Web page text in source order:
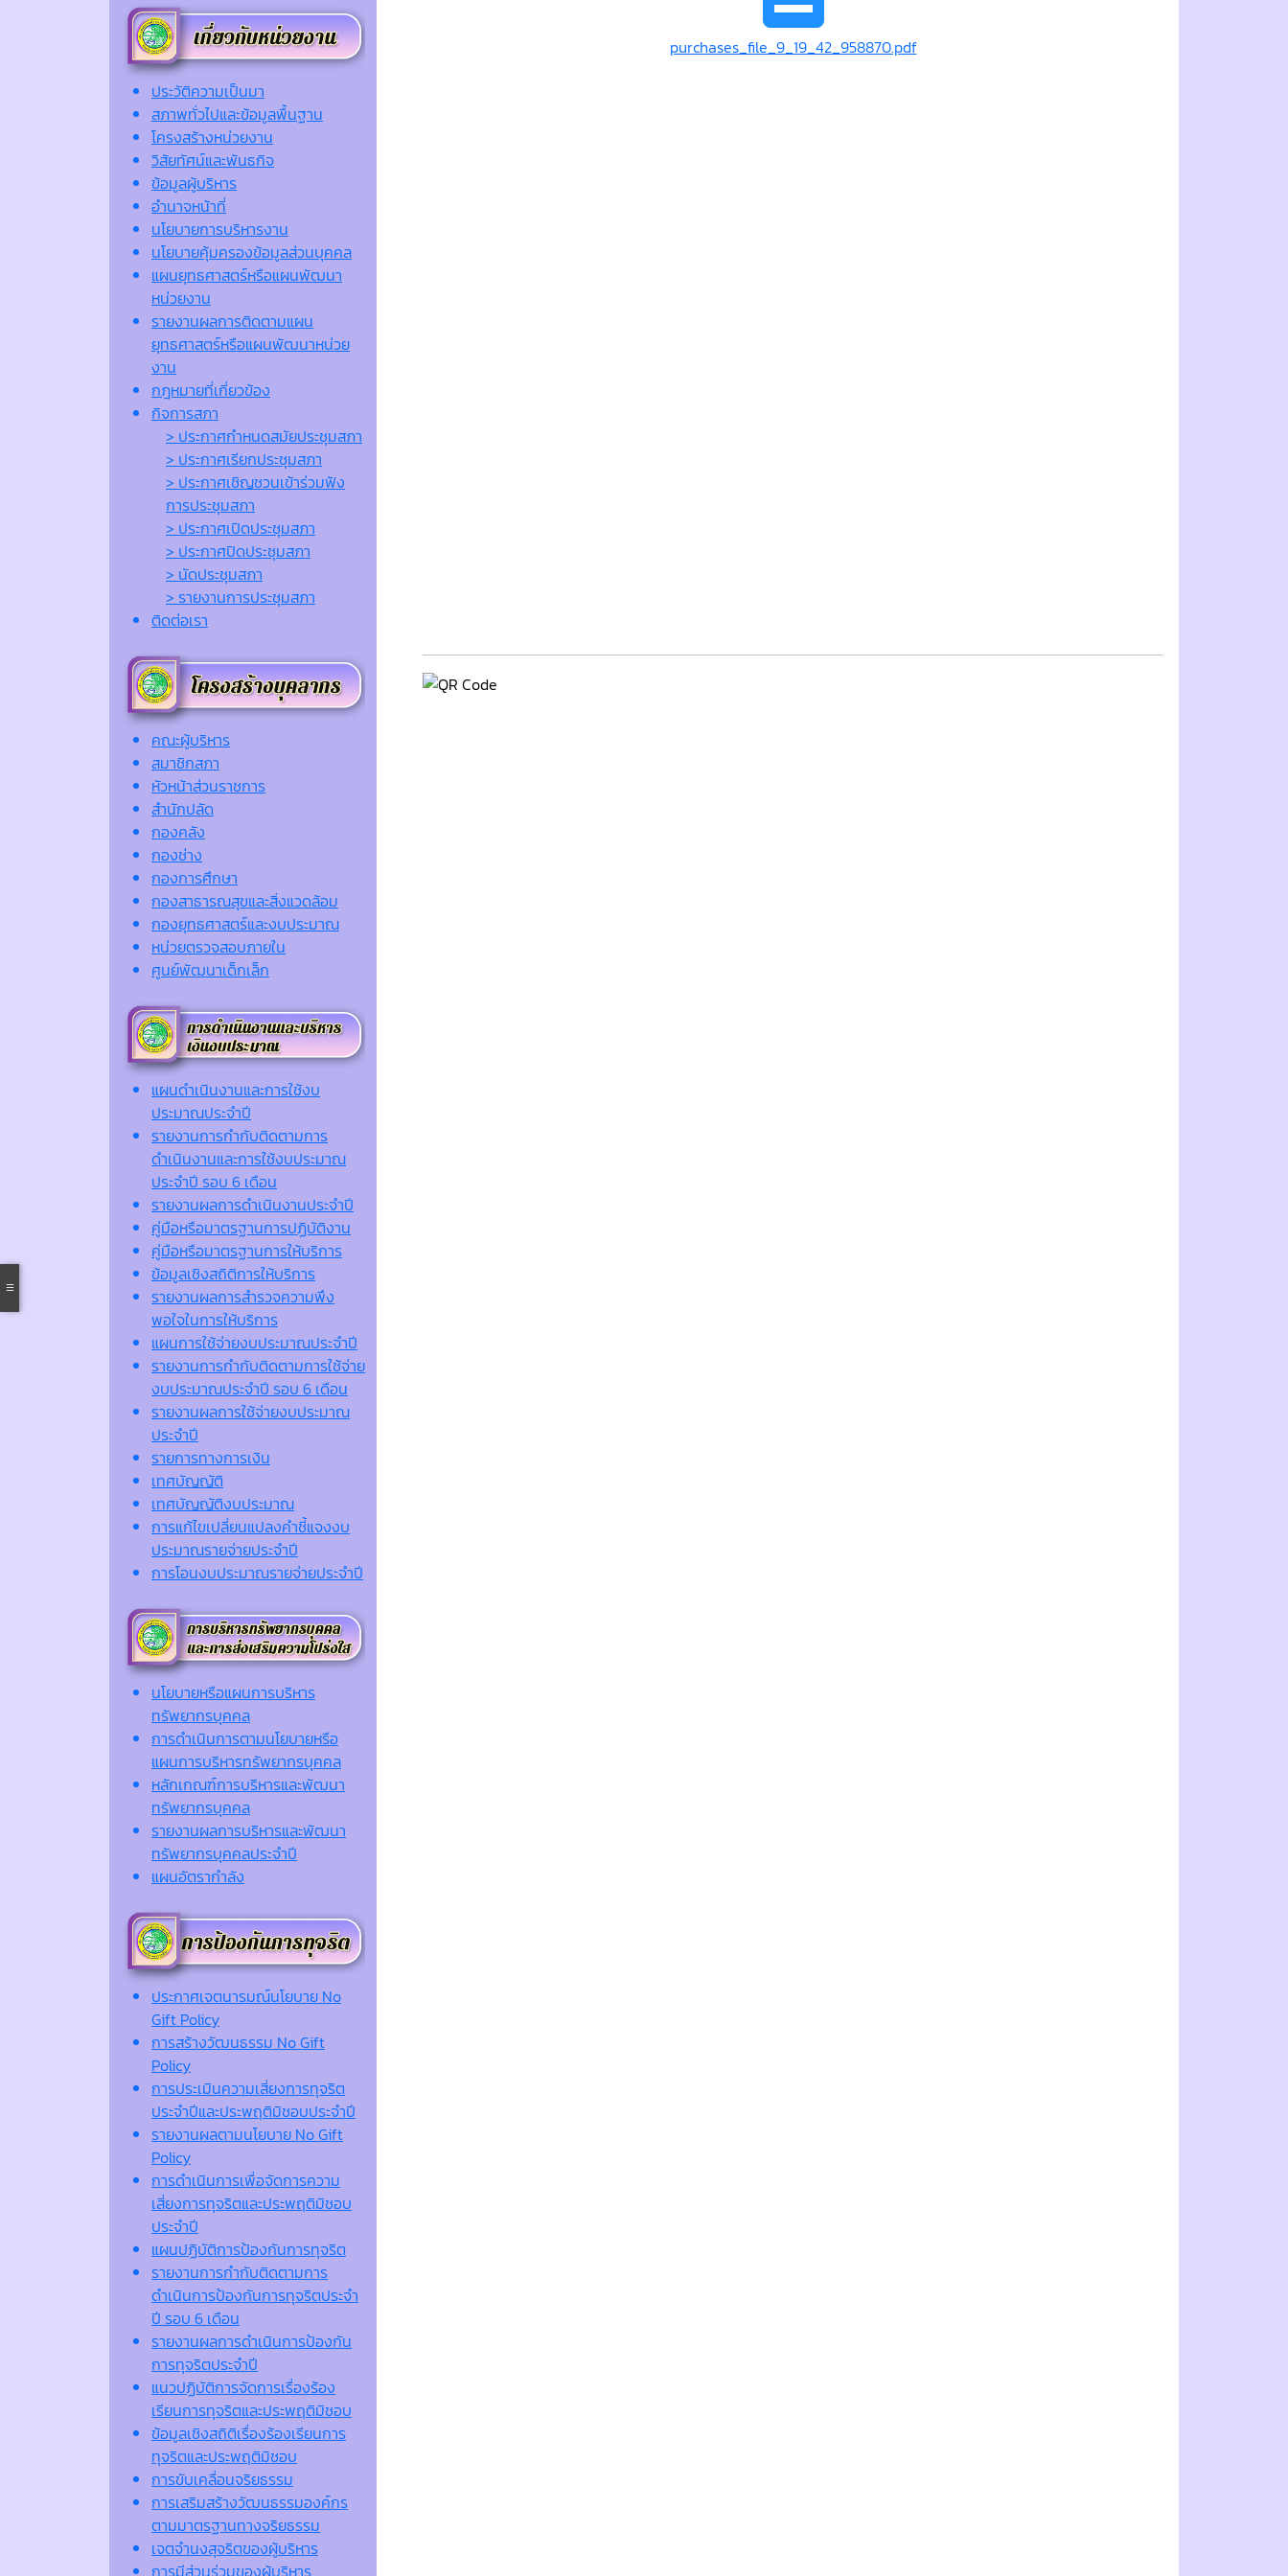
ประวัติความเป็นมา
สภาพทั่วไปและข้อมูลพื้นฐาน
โครงสร้างหน่วยงาน
วิสัยทัศน์และพันธกิจ
ข้อมูลผู้บริหาร
อำนาจหน้าที่
นโยบายการบริหารงาน
นโยบายคุ้มครองข้อมูลส่วนบุคคล
แผนยุทธศาสตร์หรือแผนพัฒนา
หน่วยงาน
รายงานผลการติดตามแผน
ยุทธศาสตร์หรือแผนพัฒนาหน่วย
งาน
กฎหมายที่เกี่ยวข้อง
กิจการสภา
> ประกาศกำหนดสมัยประชุมสภา
> ประกาศเรียกประชุมสภา
> ประกาศเชิญชวนเข้าร่วมฟัง
การประชุมสภา
> ประกาศเปิดประชุมสภา
> ประกาศปิดประชุมสภา
> นัดประชุมสภา
> รายงานการประชุมสภา
ติดต่อเรา
คณะผู้บริหาร
สมาชิกสภา
หัวหน้าส่วนราชการ
สำนักปลัด
กองคลัง
กองช่าง
กองการศึกษา
กองสาธารณสุขและสิ่งแวดล้อม
กองยุทธศาสตร์และงบประมาณ
หน่วยตรวจสอบภายใน
ศูนย์พัฒนาเด็กเล็ก
แผนดำเนินงานและการใช้งบ
ประมาณประจำปี
รายงานการกำกับติดตามการ
ดำเนินงานและการใช้งบประมาณ
ประจำปี รอบ 6 เดือน
รายงานผลการดำเนินงานประจำปี
คู่มือหรือมาตรฐานการปฏิบัติงาน
คู่มือหรือมาตรฐานการให้บริการ
ข้อมูลเชิงสถิติการให้บริการ
รายงานผลการสำรวจความพึง
พอใจในการให้บริการ
แผนการใช้จ่ายงบประมาณประจำปี
รายงานการกำกับติดตามการใช้จ่าย
งบประมาณประจำปี รอบ 6 เดือน
รายงานผลการใช้จ่ายงบประมาณ
ประจำปี
รายการทางการเงิน
เทศบัญญัติ
เทศบัญญัติงบประมาณ
การแก้ไขเปลี่ยนแปลงคำชี้แจงงบ
ประมาณรายจ่ายประจำปี
การโอนงบประมาณรายจ่ายประจำปี
นโยบายหรือแผนการบริหาร
ทรัพยากรบุคคล
การดำเนินการตามนโยบายหรือ
แผนการบริหารทรัพยากรบุคคล
หลักเกณฑ์การบริหารและพัฒนา
ทรัพยากรบุคคล
รายงานผลการบริหารและพัฒนา
ทรัพยากรบุคคลประจำปี
แผนอัตรากำลัง
ประกาศเจตนารมณ์นโยบาย No
Gift Policy
การสร้างวัฒนธรรม No Gift
Policy
การประเมินความเสี่ยงการทุจริต
ประจำปีและประพฤติมิชอบประจำปี
รายงานผลตามนโยบาย No Gift
Policy
การดำเนินการเพื่อจัดการความ
เสี่ยงการทุจริตและประพฤติมิชอบ
ประจำปี
แผนปฏิบัติการป้องกันการทุจริต
รายงานการกำกับติดตามการ
ดำเนินการป้องกันการทุจริตประจำ
ปี รอบ 6 เดือน
รายงานผลการดำเนินการป้องกัน
การทุจริตประจำปี
แนวปฏิบัติการจัดการเรื่องร้อง
เรียนการทุจริตและประพฤติมิชอบ
ข้อมูลเชิงสถิติเรื่องร้องเรียนการ
ทุจริตและประพฤติมิชอบ
การขับเคลื่อนจริยธรรม
การเสริมสร้างวัฒนธรรมองค์กร
ตามมาตรฐานทางจริยธรรม
เจตจํานงสุจริตของผู้บริหาร
การมีส่วนร่วมของผู้บริหาร
purchases_file_9_19_42_958870.pdf